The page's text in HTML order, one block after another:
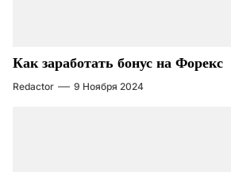
Как заработать бонус на Форекс
Redactor 9 Ноября 2024